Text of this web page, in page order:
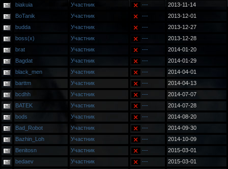
biakuia
Участник ---
2013-11-14
BoTanik
Участник ---
2013-12-01
budda
Участник ---
2013-12-27
boss(x)
Участник ---
2013-12-28
brat
Участник ---
2014-01-20
Bagdat
Участник ---
2014-01-29
black_men
Участник ---
2014-04-01
barttm
Участник ---
2014-04-13
bcdhh
Участник ---
2014-07-07
BATEK
Участник ---
2014-07-28
bods
Участник ---
2014-08-20
Bad_Robot
Участник ---
2014-09-30
Bazhin_Loh
Участник ---
2014-10-09
Benitosn
Участник ---
2015-03-01
bedaev
Участник ---
2015-03-01